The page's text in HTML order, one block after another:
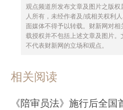
观点频道所发布文章及图片之版
人所有，未经作者及/或相关权利
面媒体不得予以转载。财新网对
载授权并不包括上述文章及图片。
不代表财新网的立场和观点。
相关阅读
《陪审员法》施行后全国